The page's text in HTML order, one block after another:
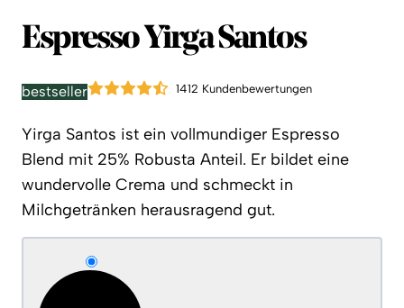
Espresso Yirga Santos
bestseller 1412 Kundenbewertungen
Yirga Santos ist ein vollmundiger Espresso
Blend mit 25% Robusta Anteil. Er bildet eine
wundervolle Crema und schmeckt in
Milchgetränken herausragend gut.